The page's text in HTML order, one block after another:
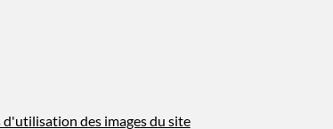
des images du site